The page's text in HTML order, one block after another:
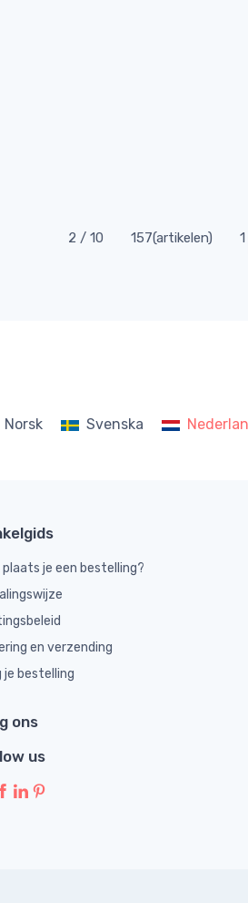
2 / 10 157(artikelen) 1
Norsk Svenska
plaats je een bestelling?
en verzending
je bestelling
ons
us